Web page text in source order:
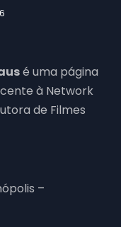
é uma página
à Network
de Filmes
–